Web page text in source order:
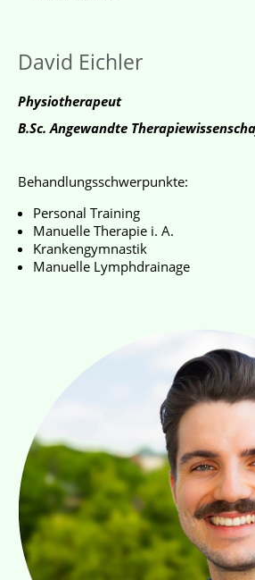
David Eichler
Physiotherapeut
B.Sc. Angewandte
Behandlungsschwerpunkte:
Personal Training
Manuelle Therapie i. A.
Krankengymnastik
Manuelle Lymphdrainage